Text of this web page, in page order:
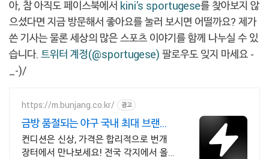
아, 참 아직도 페이스북에서 kini's sportugese를 찾아보지 않
으셨다면 지금 방문해서 좋아요를 눌러 보시면 어떨까요? 제가
쓴 기사는 물론 세상의 많은 스포츠 이야기를 함께 나누실 수 있
습니다. 트위터 계정(@sportugese) 팔로우도 잊지 마세요 -
_-)/
https://m.bunjang.co.kr/ 광고
금방 품절되는 야구 국내 최대 브랜드
중고거래
컨디션은 신상, 가격은 합리적으로 번개
장터에서 만나보세요! 전국 각지에서 올